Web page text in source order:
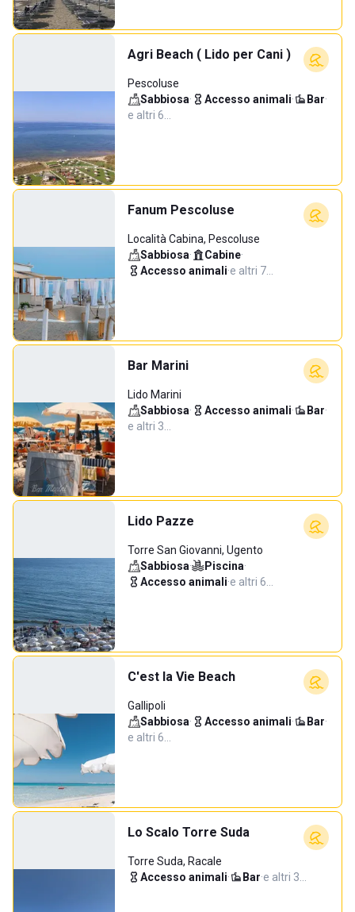
Agri Beach ( Lido per Cani )
Pescoluse
Sabbiosa· Accesso animali· Bar·
e altri 6…
Fanum Pescoluse
Località Cabina, Pescoluse
Sabbiosa· Cabine·
Accesso animali·e altri 7…
Bar Marini
Lido Marini
Sabbiosa· Accesso animali· Bar·
e altri 3…
Lido Pazze
Torre San Giovanni, Ugento
Sabbiosa· Piscina·
Accesso animali·e altri 6…
C'est la Vie Beach
Gallipoli
Sabbiosa· Accesso animali· Bar·
e altri 6…
Lo Scalo Torre Suda
Torre Suda, Racale
Accesso animali· Bar·e altri 3…